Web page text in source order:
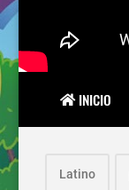
INICIO
Latino